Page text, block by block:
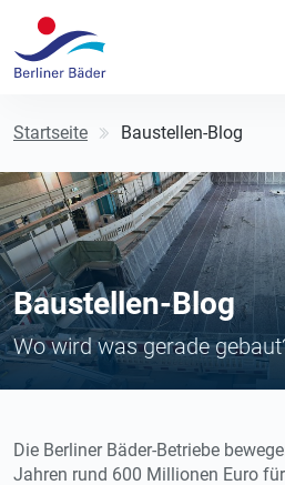
Startseite Baustellen-Blog
Baustellen-Blog
Wo wird was gerade
Die Berliner Bäder-Betriebe
Jahren rund 600 Millionen Euro